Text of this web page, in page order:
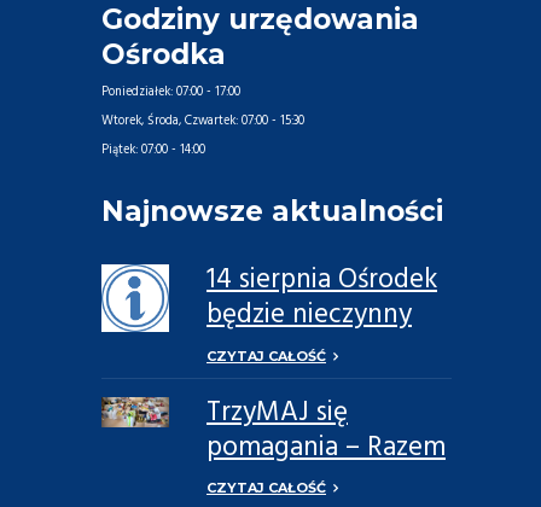
Godziny urzędowania
Ośrodka
Poniedziałek:07:00 - 17:00
Wtorek, Środa, Czwartek:07:00 - 15:30
Piątek:07:00 - 14:00
Najnowsze aktualności
14 sierpnia Ośrodek
będzie nieczynny
CZYTAJ CAŁOŚĆ
TrzyMAJ się
pomagania – Razem
Możemy Więcej
CZYTAJ CAŁOŚĆ